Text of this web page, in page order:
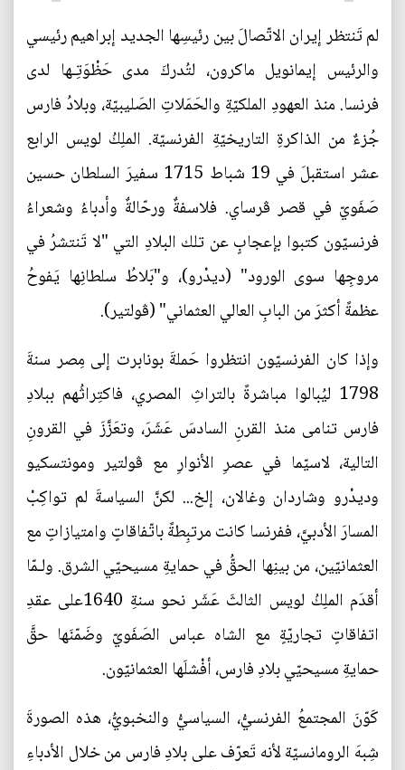
لم تَنتظر إيران الاتّصالَ بين رئيسِها الجديد إبراهيم رئيسي
والرئيس إيمانويل ماكرون، لتُدركَ مدى حَظْوَتِـها لدى
فرنسا. منذ العهودِ الملكيّةِ والحَمَلاتِ الصَليبيّة، وبلادُ فارس
جُزءٌ من الذاكرةِ التاريخيّةِ الفرنسيّة. الملِكُ لويس الرابع
عشر استقبلَ في 19 شباط 1715 سفيرَ السلطان حسين
صَفَويّ في قصر ڤرساي. فلاسفةٌ ورحّالةٌ وأدباءُ وشعراءُ
فرنسيّون كتبوا بإعجابٍ عن تلك البلادِ التي "لا تَنتشرُ في
مروجِها سوى الورود" (ديدْرو)، و"بَلاطُ سلطانِها يَفوحُ
عظمةً أكثرَ من البابِ العالي العثماني" (ڤولتير).
وإذا كان الفرنسيّون انتظروا حَملةَ بونابرت إلى مِصر سنةَ
1798 ليُبالوا مباشرةً بالتراثِ المصري، فاكتِراثُهم ببلادِ
فارس تنامى منذ القرنِ السادسَ عَشَرَ، وتعَزَّزَ في القرونِ
التالية، لاسيّما في عصرِ الأنوارِ مع ڤولتير ومونتسكيو
وديدْرو وشاردان وغالان، إلخ... لكنَّ السياسةَ لم تواكِبْ
المسارَ الأدبيَّ، ففرنسا كانت مرتبِطةً باتّفاقاتٍ وامتيازاتٍ مع
العثمانيّين، من بينِها الحقُّ في حمايةِ مسيحيّي الشرق. ولـمّا
أقدَم الملِكُ لويس الثالثَ عَشَر نحو سنةِ 1640على عقدِ
اتفاقاتٍ تجاريّةٍ مع الشاه عباس الصَفَويّ وضَمّنَها حقَّ
حمايةِ مسيحيّي بلادِ فارس، أفْشلَها العثمانيّون.
كَوّنَ المجتمعُ الفرنسيُّ، السياسيُّ والنخبويُّ، هذه الصورةَ
شِبهَ الرومانسيّة لأنه تَعرّف على بلادِ فارس من خلال الأدباءِ